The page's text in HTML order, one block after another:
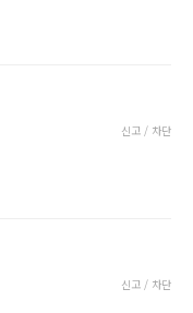
신고 / 차단
신고 / 차단